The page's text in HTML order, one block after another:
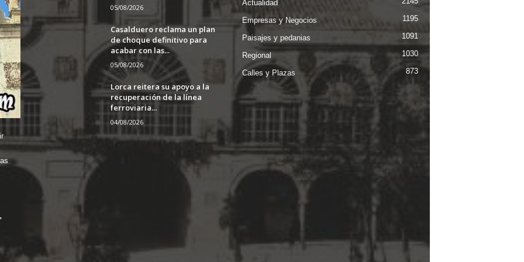
05/08/2026
Casalduero reclama un plan
de choque definitivo para
acabar con las...
05/08/2026
Lorca reitera su apoyo a la
recuperación de la línea
ferroviaria...
04/08/2026
Actualidad
Empresas y Negocios 1195
Paisajes y pedanias 1091
Regional 1030
Calles y Plazas 873